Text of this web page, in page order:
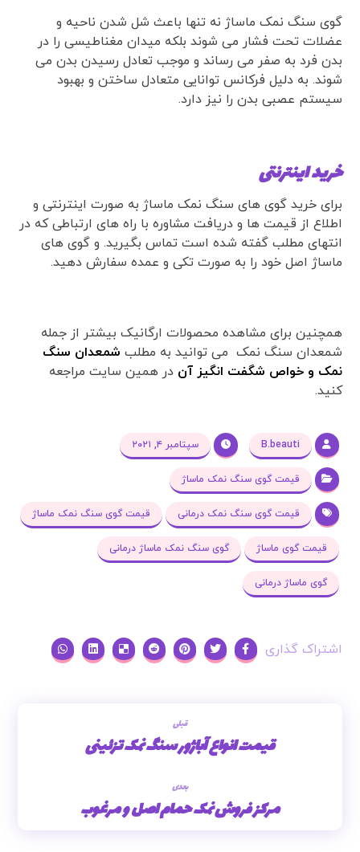
گوی سنگ نمک ماساژ نه تنها باعث شل شدن ناحیه و
عضلات تحت فشار می شوند بلکه میدان مغناطیسی را در
بدن فرد به صفر می رساند و موجب تعادل رسیدن بدن می
شوند. به دلیل فرکانس توانایی متعادل ساختن و بهبود
سیستم عصبی بدن را نیز دارد.
خرید اینترنتی
برای خرید گوی های سنگ نمک ماساژ به صورت اینترنتی و
اطلاع از قیمت ها و دریافت مشاوره با راه های ارتباطی که در
انتهای مطلب گفته شده است تماس بگیرید. و گوی های
ماساژ اصل خود را به صورت تکی و عمده سفارش دهید.
همچنین برای مشاهده محصولات ارگانیک بیشتر از جمله
شمعدان سنگ نمک می توانید به مطلب شمعدان سنگ
نمک و خواص شگفت انگیز آن در همین سایت مراجعه
کنید.
B.beauti سپتامبر ۴, ۲۰۲۱
قیمت گوی سنگ نمک ماساژ
قیمت گوی سنگ نمک درمانی قیمت گوی سنگ نمک ماساژ
قیمت گوی ماساژ گوی سنگ نمک ماساژ درمانی
گوی ماساژ درمانی
قبلی
قیمت انواع آباژور سنگ نمک تزئینی
بعدی
مرکز فروش نمک حمام اصل و مرغوب